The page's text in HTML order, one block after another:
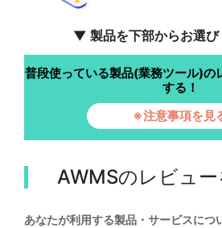
▼ 製品を下部からお選
普段使っている製品(業務ツール)の
する！
※注意事項を見
AWMSのレビュ
あなたが利用する製品・サービスにつ